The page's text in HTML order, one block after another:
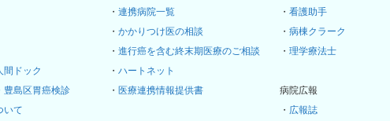
間ドック
豊島区胃癌検診
いて
・ 連携病院一覧
・ かかりつけ医の相談
・ 進行癌を含む終末期医療のご相談
・ ハートネット
・ 医療連携情報提供書
・ 看護助手
・ 病棟クラーク
・ 理学療法士
病院広報
・ 広報誌